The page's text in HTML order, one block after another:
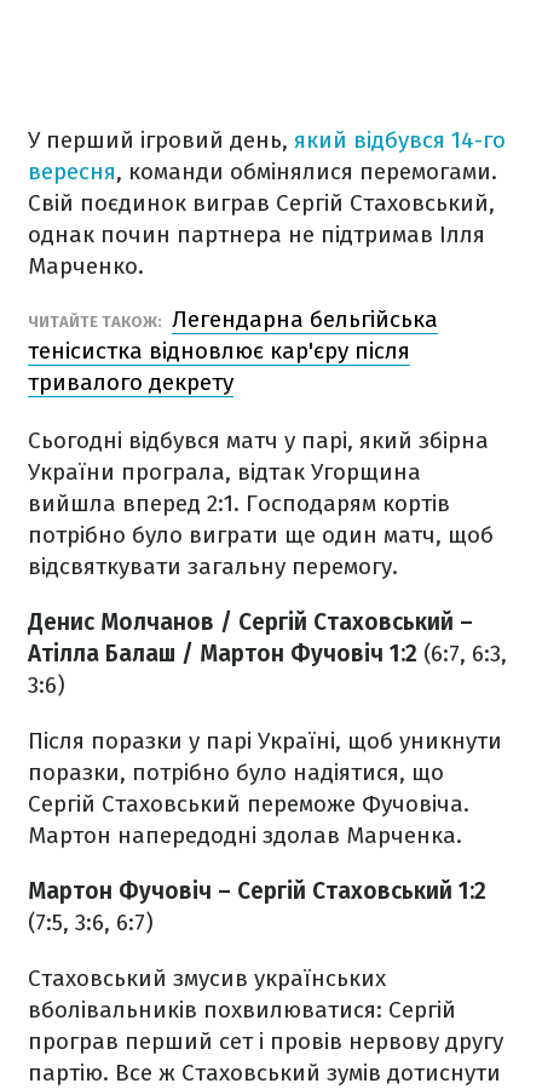
У перший ігровий день, який відбувся 14-го
вересня, команди обмінялися перемогами.
Свій поєдинок виграв Сергій Стаховський,
однак почин партнера не підтримав Ілля
Марченко.
ЧИТАЙТЕ ТАКОЖ: Легендарна бельгійська
тенісистка відновлює кар'єру після
тривалого декрету
Сьогодні відбувся матч у парі, який збірна
України програла, відтак Угорщина
вийшла вперед 2:1. Господарям кортів
потрібно було виграти ще один матч, щоб
відсвяткувати загальну перемогу.
Денис Молчанов / Сергій Стаховський –
Атілла Балаш / Мартон Фучовіч 1:2 (6:7, 6:3,
3:6)
Після поразки у парі Україні, щоб уникнути
поразки, потрібно було надіятися, що
Сергій Стаховський переможе Фучовіча.
Мартон напередодні здолав Марченка.
Мартон Фучовіч – Сергій Стаховський 1:2
(7:5, 3:6, 6:7)
Стаховський змусив українських
вболівальників похвилюватися: Сергій
програв перший сет і провів нервову другу
партію. Все ж Стаховський зумів дотиснути